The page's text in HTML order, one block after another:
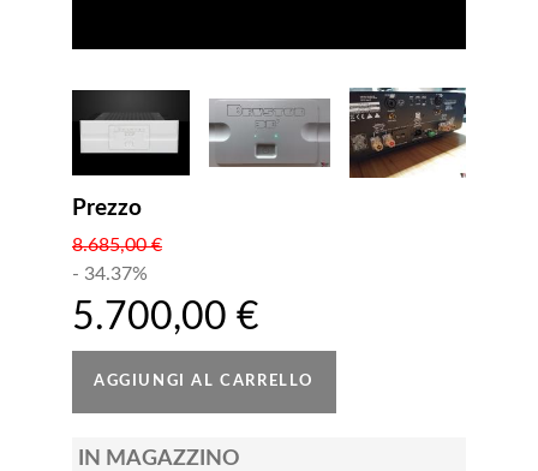
Prezzo
8.685,00 €
- 34.37%
5.700,00 €
IN MAGAZZINO